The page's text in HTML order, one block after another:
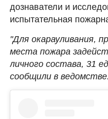
дознаватели и
испытательная
"Для окарауливания,
места пожара
личного состава, 31
сообщили в ведомстве.